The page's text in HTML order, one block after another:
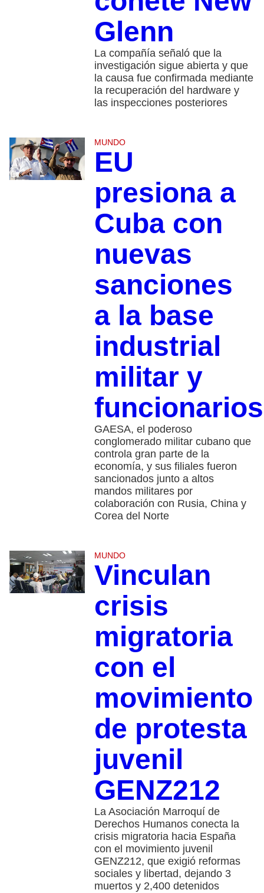
Glenn
La compañía señaló que la
investigación sigue abierta y que
la causa fue confirmada mediante
la recuperación del hardware y
las inspecciones posteriores
MUNDO
EU
presiona a
Cuba con
nuevas
sanciones
a la base
industrial
militar y
funcionarios
GAESA, el poderoso
conglomerado militar cubano que
controla gran parte de la
economía, y sus filiales fueron
sancionados junto a altos
mandos militares por
colaboración con Rusia, China y
Corea del Norte
MUNDO
Vinculan
crisis
migratoria
con el
movimiento
de protesta
juvenil
GENZ212
La Asociación Marroquí de
Derechos Humanos conecta la
crisis migratoria hacia España
con el movimiento juvenil
GENZ212, que exigió reformas
sociales y libertad, dejando 3
muertos y 2,400 detenidos